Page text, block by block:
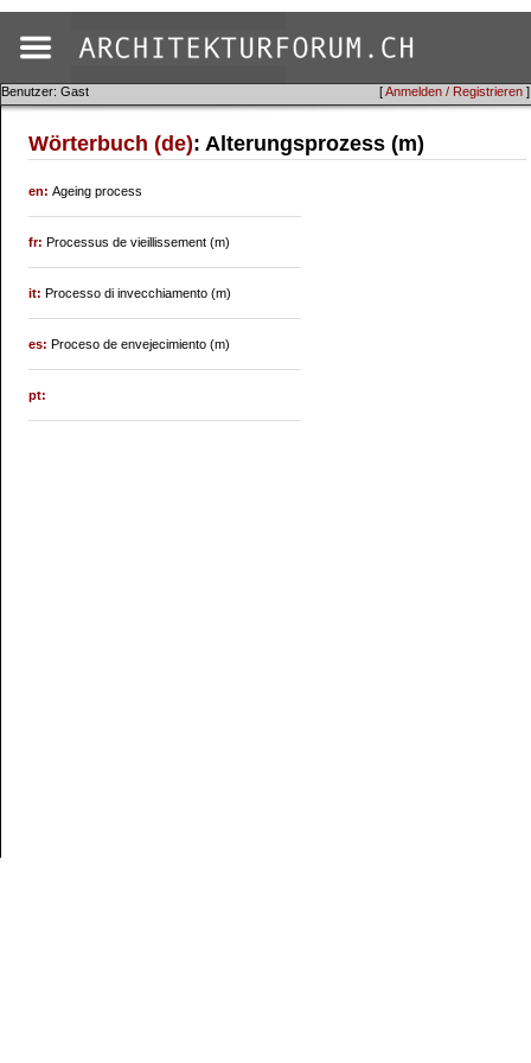
[Anmelden / Registrieren ]
Benutzer: Gast
Wörterbuch (de): Alterungsprozess (m)
en:Ageing process
fr:Processus de vieillissement (m)
it:Processo di invecchiamento (m)
es:Proceso de envejecimiento (m)
pt: